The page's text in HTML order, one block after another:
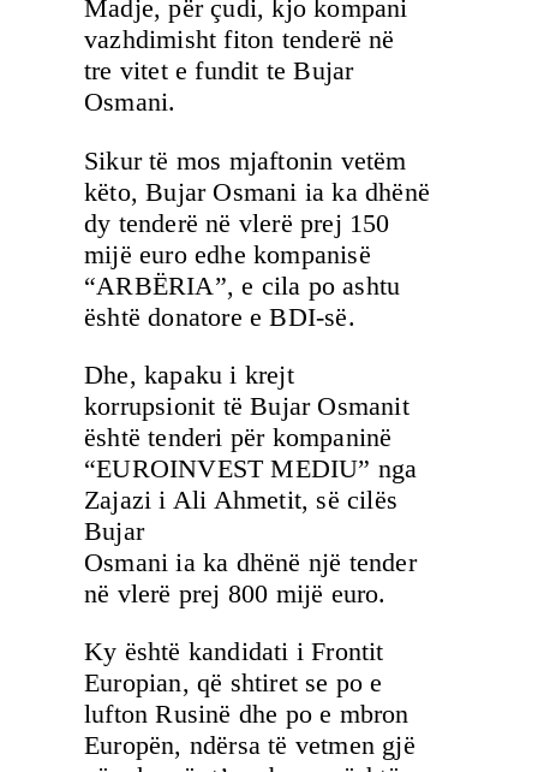
Madje, për çudi, kjo kompani
vazhdimisht fiton tenderë në
tre vitet e fundit te Bujar
Osmani.
Sikur të mos mjaftonin vetëm
këto, Bujar Osmani ia ka dhënë
dy tenderë në vlerë prej 150
mijë euro edhe kompanisë
“ARBËRIA”, e cila po ashtu
është donatore e BDI-së.
Dhe, kapaku i krejt
korrupsionit të Bujar Osmanit
është tenderi për kompaninë
“EUROINVEST MEDIU” nga
Zajazi i Ali Ahmetit, së cilës
Bujar
Osmani ia ka dhënë një tender
në vlerë prej 800 mijë euro.
Ky është kandidati i Frontit
Europian, që shtiret se po e
lufton Rusinë dhe po e mbron
Europën, ndërsa të vetmen gjë